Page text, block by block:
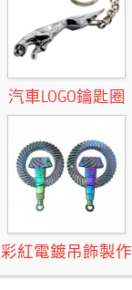
汽車LOGO鑰匙圈
彩紅電鍍吊飾製作